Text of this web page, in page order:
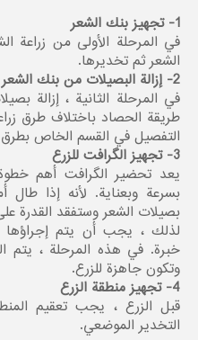
1- تجهيز بنك الشعر
في المرحلة الأولى من زراعة
الشعر ثم تخديرها.
2- إزالة البصيلات من بنك الشعر
في المرحلة الثانية ، إزالة
طريقة الحصاد باختلاف طرق
التفصيل في القسم الخاص بطرق
3- تجهيز الگرافت للزرع
يعد تحضير الگرافت أهم
بسرعة وبعناية. لأنه إذا
بصيلات الشعر وستفقد القدرة
لذلك ، يجب أن يتم
خبرة. في هذه المرحلة ، يتم
وتكون جاهزة للزرع.
4- تجهيز منطقة الزرع
قبل الزرع ، يجب تعقيم
التخدير الموضعي.